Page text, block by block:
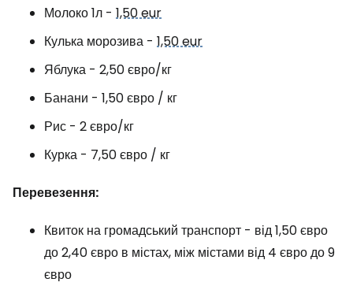
Молоко 1л - 1,50 eur
Кулька морозива - 1,50 eur
Яблука - 2,50 євро/кг
Банани - 1,50 євро / кг
Рис - 2 євро/кг
Курка - 7,50 євро / кг
Перевезення:
Квиток на громадський транспорт - від 1,50 євро
до 2,40 євро в містах, між містами від 4 євро до 9
євро